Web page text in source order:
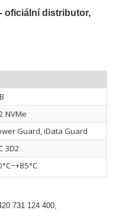
oficiální distributor,
NVMe
Guard, iData Guard
3D2
731 124 400,